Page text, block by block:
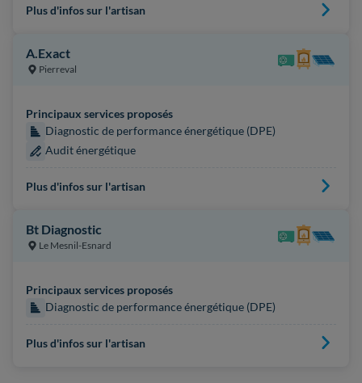
Plus d'infos sur l'artisan
A.Exact
Pierreval
Principaux services proposés
Diagnostic de performance énergétique (DPE)
Audit énergétique
Plus d'infos sur l'artisan
Bt Diagnostic
Le Mesnil-Esnard
Principaux services proposés
Diagnostic de performance énergétique (DPE)
Plus d'infos sur l'artisan